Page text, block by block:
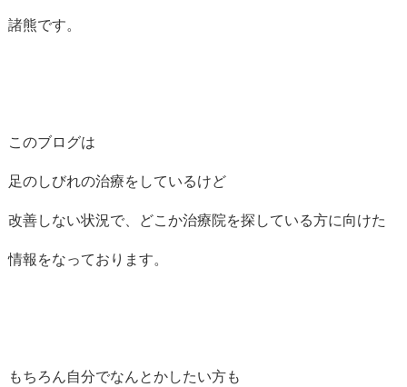
諸熊です。
このブログは
足のしびれの治療をしているけど
改善しない状況で、どこか治療院を探している方に向けた
情報をなっております。
もちろん自分でなんとかしたい方も